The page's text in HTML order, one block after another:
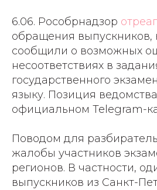
6.06. Рособрнадзор
обращения выпускников,
сообщили о возможных
несоответствиях в
государственного
языку. Позиция
официальном Telegram-
Поводом для
жалобы участников
регионов. В частности,
выпускников из Санкт-